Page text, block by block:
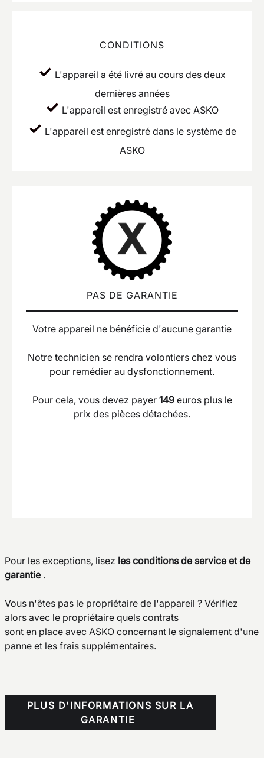
CONDITIONS
L'appareil a été livré au cours des deux
dernières années
L'appareil est enregistré avec ASKO
L'appareil est enregistré dans le système de
ASKO
PAS DE GARANTIE
Votre appareil ne bénéficie d'aucune garantie
Notre technicien se rendra volontiers chez vous
pour remédier au dysfonctionnement.
Pour cela, vous devez payer 149euros plus le
prix des pièces détachées.
Pour les exceptions, lisez les conditions de service et de
garantie .
Vous n'êtes pas le propriétaire de l'appareil ? Vérifiez
alors avec le propriétaire quels contrats
sont en place avec ASKO concernant le signalement d'une
panne et les frais supplémentaires.
PLUS D'INFORMATIONS SUR LA
GARANTIE